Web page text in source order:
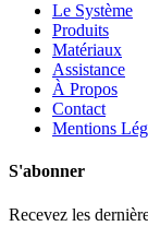
Le Système
Produits
Matériaux
Assistance
À Propos
Contact
Mentions
S'abonner
Recevez les